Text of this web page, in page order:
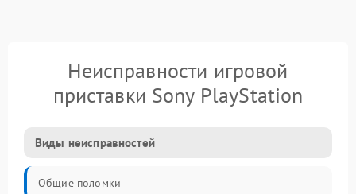
Неисправности игровой
приставки Sony PlayStation
Виды неисправностей
Общие поломки